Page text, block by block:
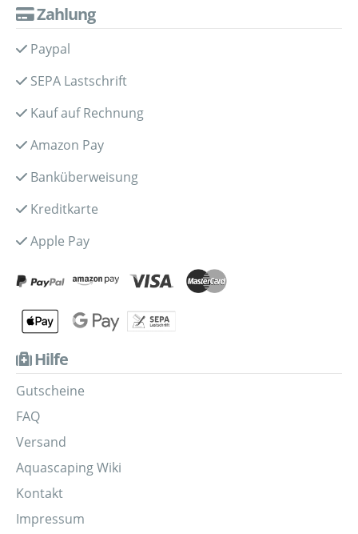
Zahlung
Paypal
SEPA Lastschrift
Kauf auf Rechnung
Amazon Pay
Banküberweisung
Kreditkarte
Apple Pay
Hilfe
Gutscheine
FAQ
Versand
Aquascaping Wiki
Kontakt
Impressum